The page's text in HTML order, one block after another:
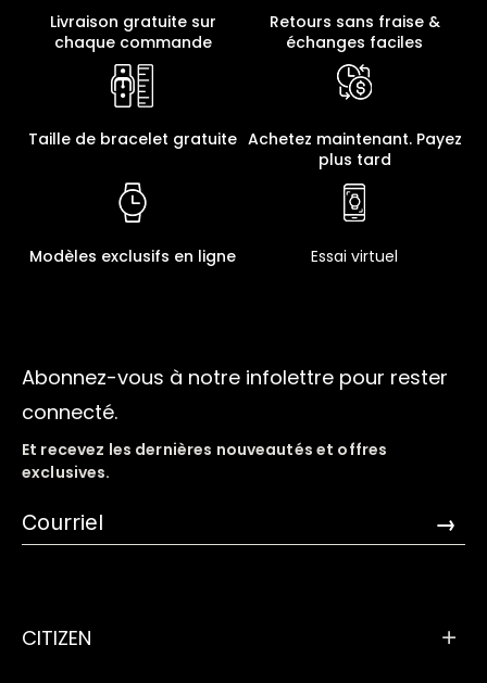
Livraison gratuite sur
chaque commande
Retours sans fraise &
échanges faciles
Taille de bracelet gratuite Achetez maintenant. Payez
plus tard
Modèles exclusifs en ligne Essai virtuel
Abonnez-vous à notre infolettre pour rester
connecté.
Et recevez les dernières nouveautés et offres
exclusives.
→
CITIZEN